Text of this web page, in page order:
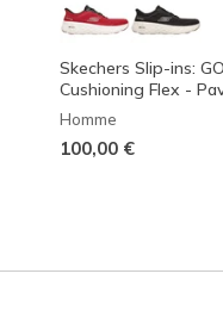
Skechers Slip-ins:
Cushioning Flex -
Homme
100,00 €